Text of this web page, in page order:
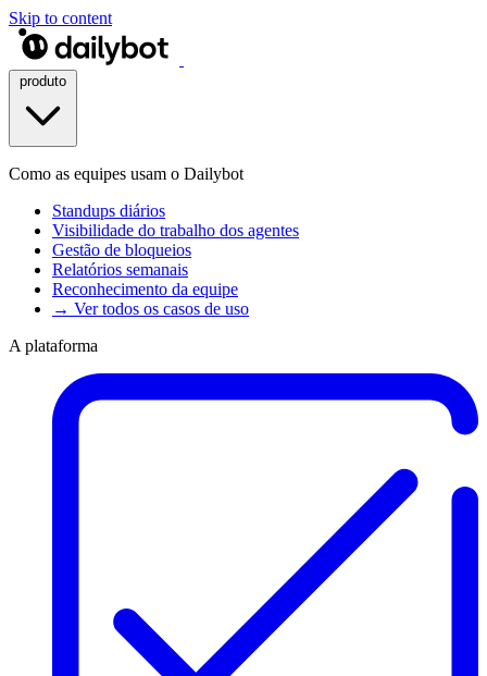
Skip to content
Como as equipes usam o Dailybot
Standups diários
Visibilidade do trabalho dos agentes
Gestão de bloqueios
Relatórios semanais
Reconhecimento da equipe
→ Ver todos os casos de uso
A plataforma